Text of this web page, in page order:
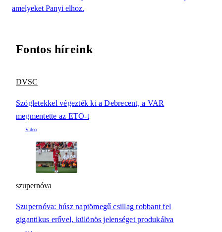
amelyeket Panyi elhoz.
Fontos híreink
DVSC
Szögletekkel végezték ki a Debrecent, a VAR
megmentette az ETO-t
szupernóva
Szupernóva: húsz naptömegű csillag robbant fel
gigantikus erővel, különös jelenséget produkálva